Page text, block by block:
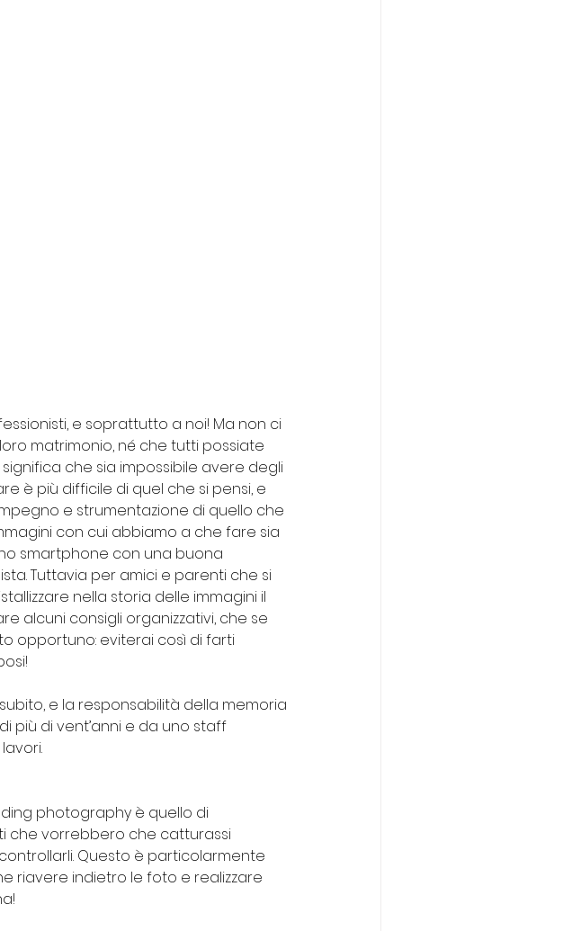
e soprattutto a noi! Ma non ci
matrimonio, né che tutti possiate
che sia impossibile avere degli
è più difficile di quel che si pensi, e
e strumentazione di quello che
con cui abbiamo a che fare sia
smartphone con una buona
Tuttavia per amici e parenti che si
nella storia delle immagini il
alcuni consigli organizzativi, che se
opportuno: eviterai così di farti
e la responsabilità della memoria
più di vent’anni e da uno staff
photography è quello di
che vorrebbero che catturassi
Questo è particolarmente
riavere indietro le foto e realizzare